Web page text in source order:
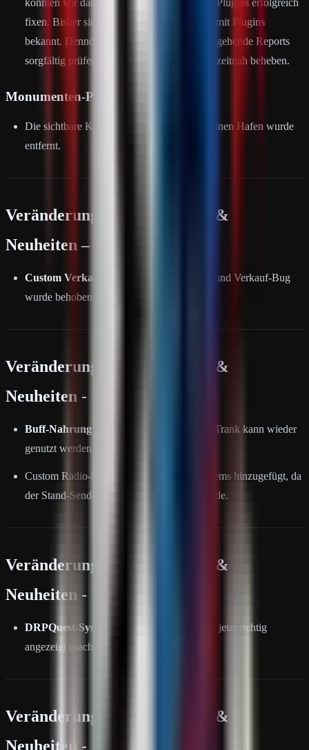
konnten wir dank guter Vorarbeit bereits 66 Plugins erfolgreich
fixen. Bisher sind keine größeren Probleme mit Plugins
bekannt. Dennoch werden wir weiterhin eingehende Reports
sorgfältig prüfen und diese, sofern möglich, zeitnah beheben.
Monumenten-Protektion
Die sichtbare Kuppel beim Großen und Kleinen Hafen wurde
entfernt.
Veränderungen, Änderungen &
Neuheiten – 09.06.26
Custom Verkaufsautomat:
Skin-Ankauf- und Verkauf-Bug
wurde behoben.
Veränderungen, Änderungen &
Neuheiten - 10.06.26
Buff-Nahrung (Insta-Kill):
Der Insta-Kill-Trank kann wieder
genutzt werden - wurde behoben.
Custom Radio-Server: Tomorrowland Anthems hinzugefügt, da
der Stand-Sender nicht mehr abgespielt wurde.
Veränderungen, Änderungen &
Neuheiten - 11.06.26
DRPQuest-System:
Batzenscheine werden jetzt richtig
angezeigt (nach einem Neustart aktiv).
Veränderungen, Änderungen &
Neuheiten - 13.06.26